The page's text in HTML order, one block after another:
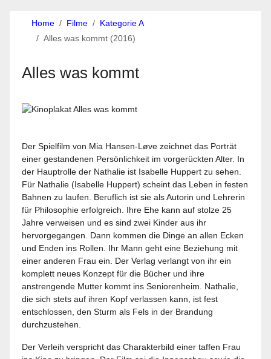
Home Filme
Kategorie A
Alles was kommt (2016)
Alles was kommt
Der Spielfilm von Mia Hansen-Løve zeichnet das Porträt
einer gestandenen Persönlichkeit im vorgerückten Alter. In
der Hauptrolle der Nathalie ist Isabelle Huppert zu sehen.
Für Nathalie (Isabelle Huppert) scheint das Leben in festen
Bahnen zu laufen. Beruflich ist sie als Autorin und Lehrerin
für Philosophie erfolgreich. Ihre Ehe kann auf stolze 25
Jahre verweisen und es sind zwei Kinder aus ihr
hervorgegangen. Dann kommen die Dinge an allen Ecken
und Enden ins Rollen. Ihr Mann geht eine Beziehung mit
einer anderen Frau ein. Der Verlag verlangt von ihr ein
komplett neues Konzept für die Bücher und ihre
anstrengende Mutter kommt ins Seniorenheim. Nathalie,
die sich stets auf ihren Kopf verlassen kann, ist fest
entschlossen, den Sturm als Fels in der Brandung
durchzustehen.
Der Verleih verspricht das Charakterbild einer taffen Frau